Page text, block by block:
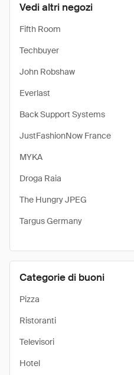
Vedi altri negozi
Fifth Room
Techbuyer
John Robshaw
Everlast
Back Support Systems
JustFashionNow France
MYKA
Droga Raia
The Hungry JPEG
Targus Germany
Categorie di buoni
Pizza
Ristoranti
Televisori
Hotel